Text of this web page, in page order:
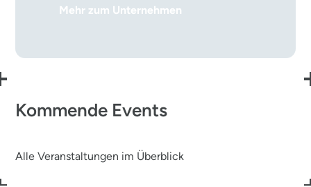
Mehr zum Unternehmen
Kommende Events
Alle Veranstaltungen im Überblick